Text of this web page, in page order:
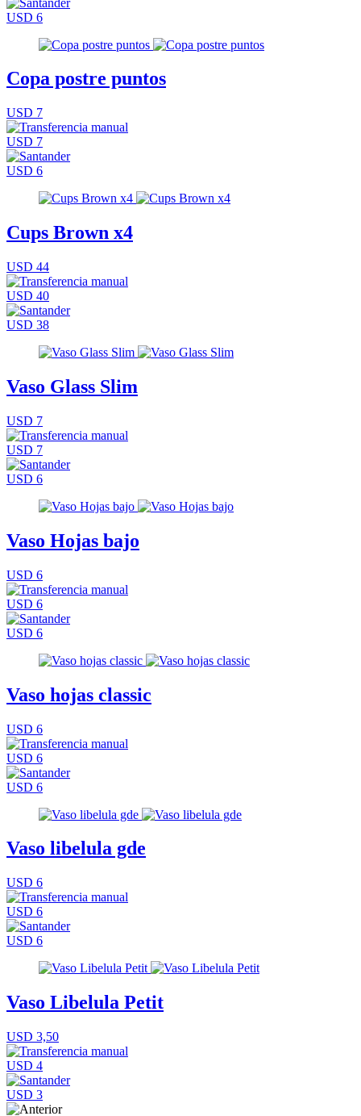
USD 6
Copa postre puntos
USD 7
USD 7
USD 6
Cups Brown x4
USD 44
USD 40
USD 38
Vaso Glass Slim
USD 7
USD 7
USD 6
Vaso Hojas bajo
USD 6
USD 6
USD 6
Vaso hojas classic
USD 6
USD 6
USD 6
Vaso libelula gde
USD 6
USD 6
USD 6
Vaso Libelula Petit
USD 3,50
USD 4
USD 3